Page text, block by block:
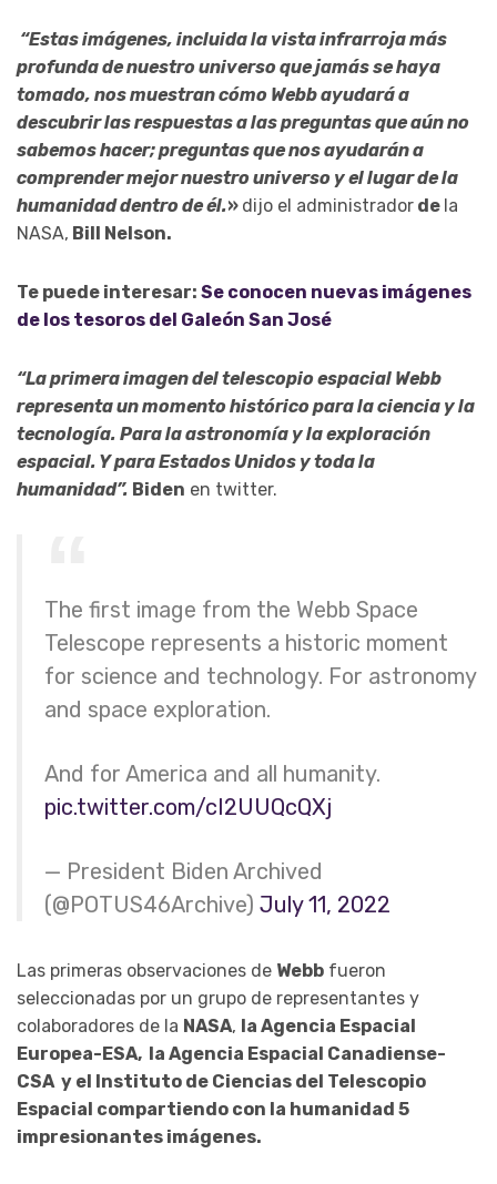
“Estas imágenes, incluida la vista infrarroja más
profunda de nuestro universo que jamás se haya
tomado, nos muestran cómo Webb ayudará a
descubrir las respuestas a las preguntas que aún no
sabemos hacer; preguntas que nos ayudarán a
comprender mejor nuestro universo y el lugar de la
humanidad dentro de él.» dijo el administrador de la
NASA, Bill Nelson.
Te puede interesar: Se conocen nuevas imágenes
de los tesoros del Galeón San José
“La primera imagen del telescopio espacial Webb
representa un momento histórico para la ciencia y la
tecnología. Para la astronomía y la exploración
espacial. Y para Estados Unidos y toda la
humanidad”. Biden en twitter.
The first image from the Webb Space
Telescope represents a historic moment
for science and technology. For astronomy
and space exploration.
And for America and all humanity.
pic.twitter.com/cI2UUQcQXj
— President Biden Archived
(@POTUS46Archive) July 11, 2022
Las primeras observaciones de Webb fueron
seleccionadas por un grupo de representantes y
colaboradores de la NASA, la Agencia Espacial
Europea-ESA, la Agencia Espacial Canadiense-
CSA y el Instituto de Ciencias del Telescopio
Espacial compartiendo con la humanidad 5
impresionantes imágenes.